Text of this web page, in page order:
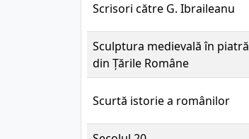
Scrisori către G. Ibraileanu
Sculptura medievală în piatră
din Țările Române
Scurtă istorie a românilor